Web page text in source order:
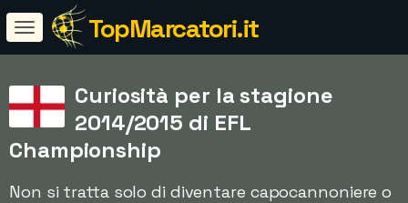
TopMarcatori.it
Curiosità per la stagione
2014/2015 di EFL
Championship
Non si tratta solo di diventare capocannoniere o